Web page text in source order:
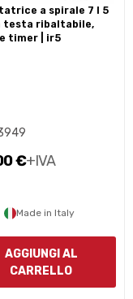
testa ribaltabile,
timer | ir5
€+IVA
Made in Italy
AGGIUNGI AL
CARRELLO